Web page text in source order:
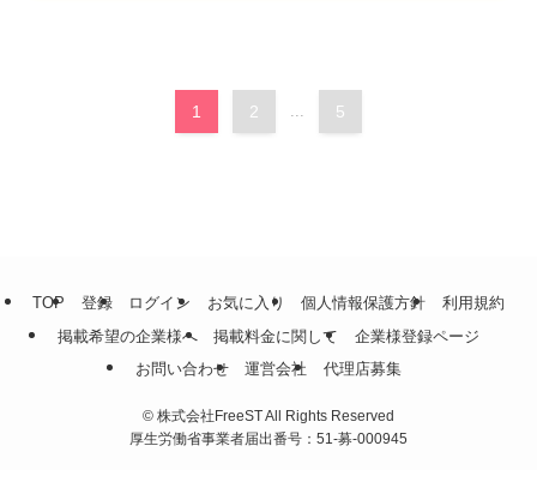
1 2 ... 5
TOP 登録 ログイン お気に入り 個人情報保護方針
利用規約
掲載希望の企業様へ
掲載料金に関して
企業様登録ページ
お問い合わせ
運営会社 代理店募集
© 株式会社FreeST All Rights Reserved
厚生労働省事業者届出番号：51-募-000945